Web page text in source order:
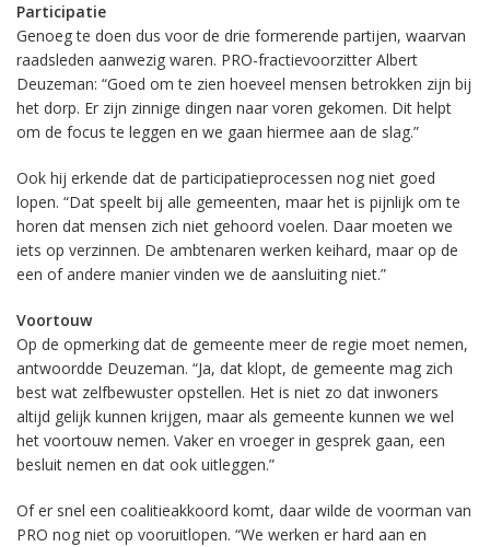
Participatie
Genoeg te doen dus voor de drie formerende partijen, waarvan
raadsleden aanwezig waren. PRO-fractievoorzitter Albert
Deuzeman: “Goed om te zien hoeveel mensen betrokken zijn bij
het dorp. Er zijn zinnige dingen naar voren gekomen. Dit helpt
om de focus te leggen en we gaan hiermee aan de slag.”
Ook hij erkende dat de participatieprocessen nog niet goed
lopen. “Dat speelt bij alle gemeenten, maar het is pijnlijk om te
horen dat mensen zich niet gehoord voelen. Daar moeten we
iets op verzinnen. De ambtenaren werken keihard, maar op de
een of andere manier vinden we de aansluiting niet.”
Voortouw
Op de opmerking dat de gemeente meer de regie moet nemen,
antwoordde Deuzeman. “Ja, dat klopt, de gemeente mag zich
best wat zelfbewuster opstellen. Het is niet zo dat inwoners
altijd gelijk kunnen krijgen, maar als gemeente kunnen we wel
het voortouw nemen. Vaker en vroeger in gesprek gaan, een
besluit nemen en dat ook uitleggen.”
Of er snel een coalitieakkoord komt, daar wilde de voorman van
PRO nog niet op vooruitlopen. “We werken er hard aan en